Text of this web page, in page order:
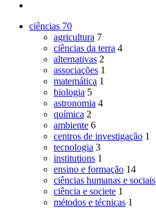
ciências 70
agricultura 7
ciências da terra 4
alternativas 2
associações 1
matemática 1
biologia 5
astronomia 4
química 2
ambiente 6
centros de investigação 1
tecnologia 3
institutions 1
ensino e formação 14
ciências humanas e sociais
ciência e societe 1
métodos e técnicas 1